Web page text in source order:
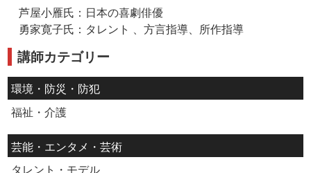
芦屋小雁氏：日本の喜劇俳優
勇家寛子氏：タレント 、方言指導、所作指導
講師カテゴリー
環境・防災・防犯
福祉・介護
芸能・エンタメ・芸術
タレント・モデル